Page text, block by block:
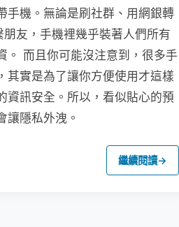
手機。無論是刷社群、用網銀轉
友，手機裡幾乎裝著人們所有
。 而且你可能沒注意到，很多手
其實是為了讓你方便使用才這樣
資訊安全。所以，看似貼心的預
讓隱私外洩。
繼續閱讀→